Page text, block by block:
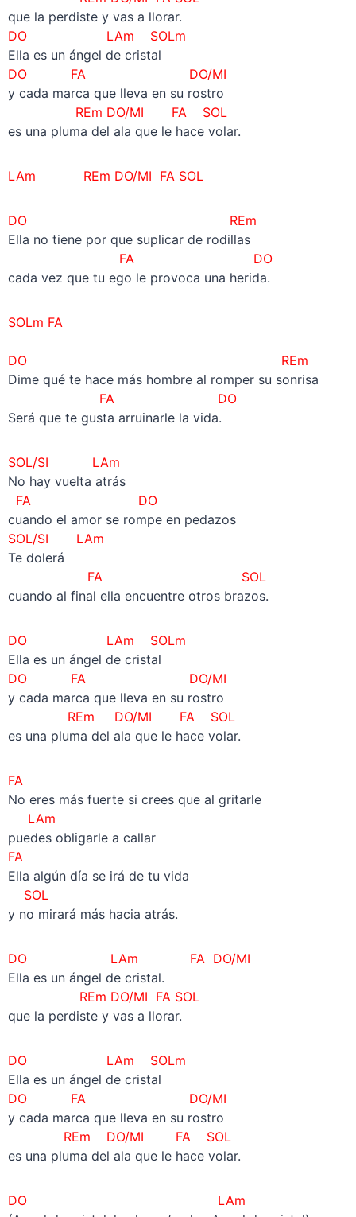
que la perdiste y vas a llorar.
DO LAm SOLm
Ella es un ángel de cristal
DO FA DO/MI
y cada marca que lleva en su rostro
REm DO/MI FA SOL
es una pluma del ala que le hace volar.
LAm REm DO/MI FA SOL
DO REm
Ella no tiene por que suplicar de rodillas
FA DO
cada vez que tu ego le provoca una herida.
SOLm FA
DO REm
Dime qué te hace más hombre al romper su sonrisa
FA DO
Será que te gusta arruinarle la vida.
SOL/SI LAm
No hay vuelta atrás
FA DO
cuando el amor se rompe en pedazos
SOL/SI LAm
Te dolerá
FA SOL
cuando al final ella encuentre otros brazos.
DO LAm SOLm
Ella es un ángel de cristal
DO FA DO/MI
y cada marca que lleva en su rostro
REm DO/MI FA SOL
es una pluma del ala que le hace volar.
FA
No eres más fuerte si crees que al gritarle
LAm
puedes obligarle a callar
FA
Ella algún día se irá de tu vida
SOL
y no mirará más hacia atrás.
DO LAm
FA DO/MI
Ella es un ángel de cristal.
REm DO/MI FA SOL
que la perdiste y vas a llorar.
DO LAm SOLm
Ella es un ángel de cristal
DO FA DO/MI
y cada marca que lleva en su rostro
REm DO/MI FA SOL
es una pluma del ala que le hace volar.
DO LAm